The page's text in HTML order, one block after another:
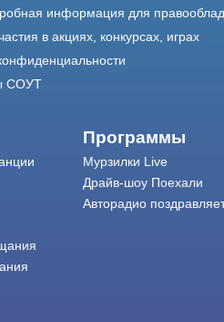
информация для
в акциях, конкурсах, играх
СОУТ
Программы
Мурзилки Live
Драйв-шоу Поехали
Авторадио